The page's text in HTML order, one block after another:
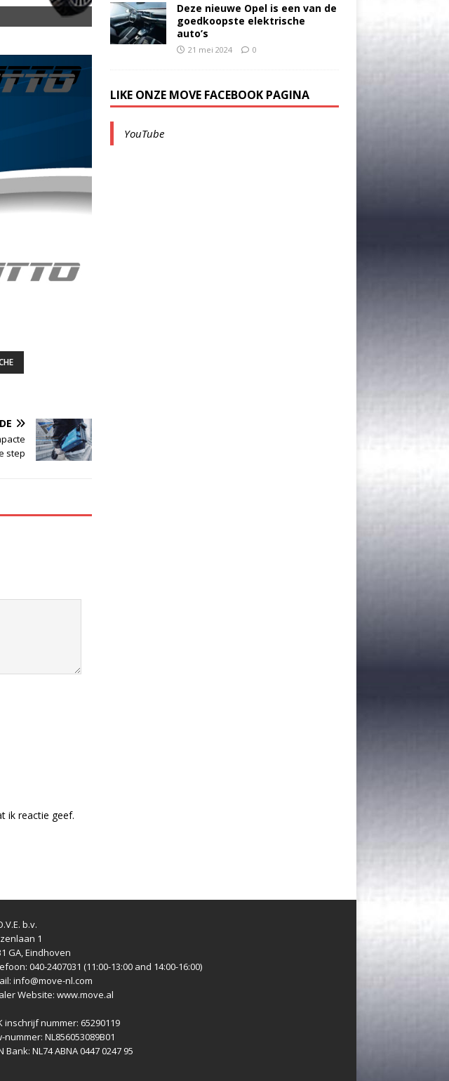
step
ik reactie geef.
Deze nieuwe Opel is een van de
goedkoopste elektrische
auto’s
21 mei 2024 0
LIKE ONZE MOVE FACEBOOK PAGINA
YouTube
b.v.
1
GA, Eindhoven
040-2407031 (11:00-13:00 and 14:00-16:00)
info@move-nl.com
Website: www.move.al
inschrijf nummer: 65290119
nummer: NL856053089B01
Bank: NL74 ABNA 0447 0247 95